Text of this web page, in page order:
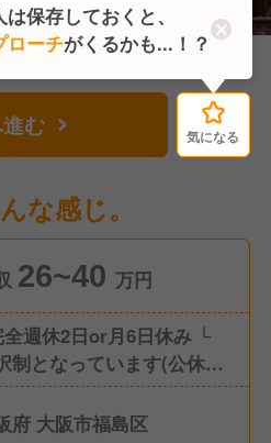
む 気になる
な感じ。
26~40 万円
全週休2日or月6日休み └
制となっています(公休日
り給与変動あり) ■年次
休暇 └入社して6か月後に
府 大阪市福島区
気になる
保存しておくと、
ローチがくるかも...！？